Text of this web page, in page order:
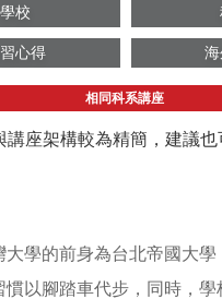
學校
心得
相同科系講座
座架構較為精簡，建議
學的前身為台北帝國大
以腳踏車代步，同時，